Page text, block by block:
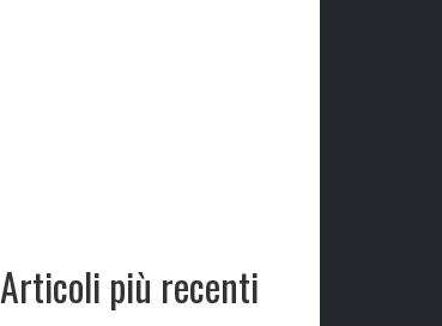
Articoli più recenti